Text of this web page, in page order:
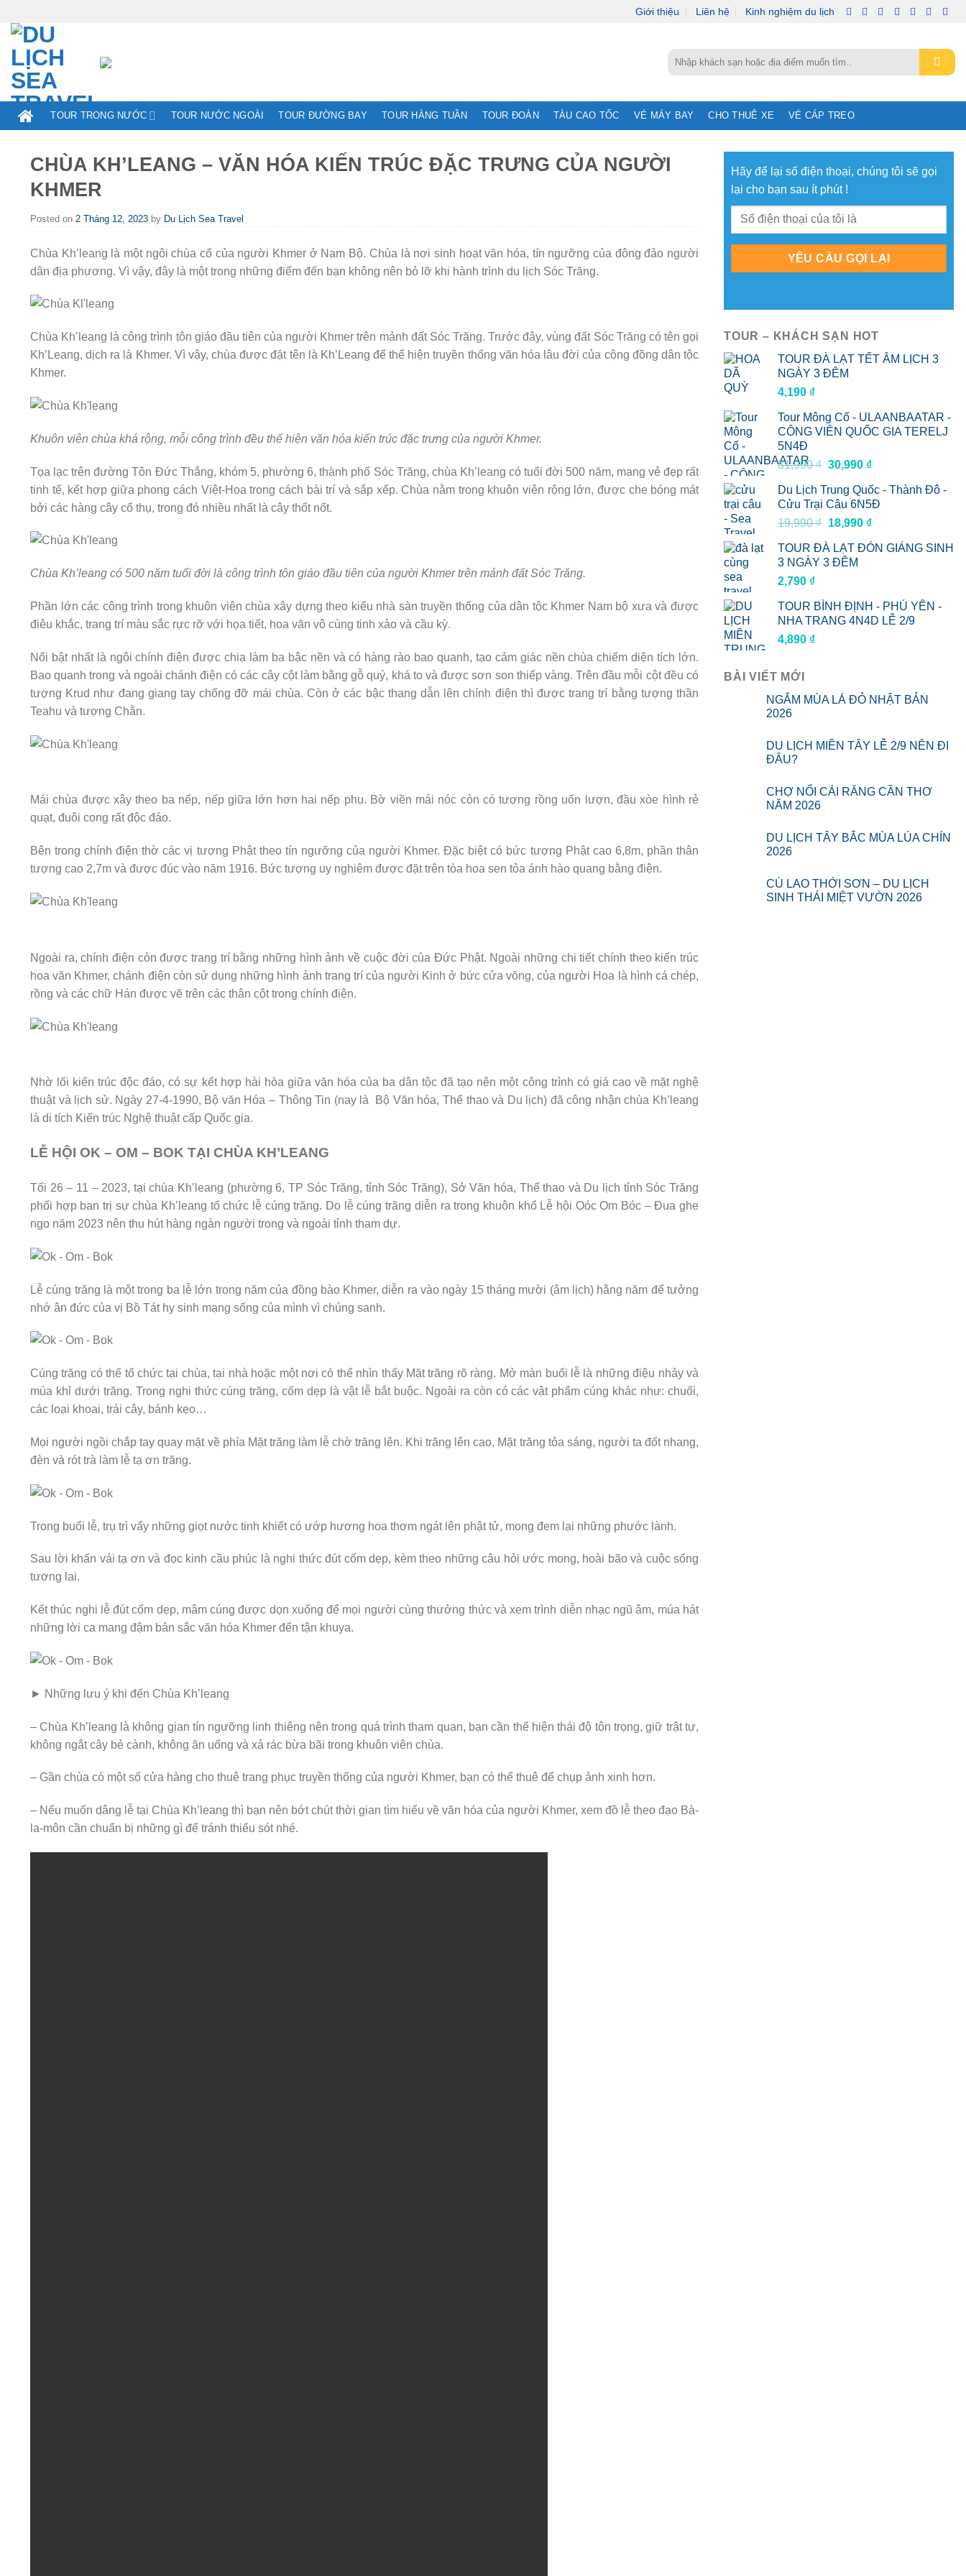
content
Giới thiệu Liên hệ Kinh nghiệm du lịch
Tìm
kiếm:
TOUR TRONG NƯỚC TOUR NƯỚC NGOÀI TOUR ĐƯỜNG BAY TOUR HÀNG TUẦN TOUR ĐOÀN TÀU CAO TỐC VÉ MÁY BAY CHO THUÊ XE VÉ CÁP TREO
CHÙA KH’LEANG – VĂN HÓA KIẾN TRÚC ĐẶC TRƯNG CỦA NGƯỜI
KHMER
Posted on 2 Tháng 12, 2023 by Du Lịch Sea Travel
Chùa Kh’leang là một ngôi chùa cổ của người Khmer ở Nam Bộ. Chùa là nơi sinh hoạt văn hóa, tín ngưỡng của đông đảo người
dân địa phương. Vì vậy, đây là một trong những điểm đến bạn không nên bỏ lỡ khi hành trình du lịch Sóc Trăng.
Chùa Kh’leang là công trình tôn giáo đầu tiên của người Khmer trên mảnh đất Sóc Trăng. Trước đây, vùng đất Sóc Trăng có tên gọi
Kh’Leang, dịch ra là Khmer. Vì vậy, chùa được đặt tên là Kh’Leang để thể hiện truyền thống văn hóa lâu đời của cộng đồng dân tộc
Khmer.
Khuôn viên chùa khá rộng, mỗi công trình đều thể hiện văn hóa kiến trúc đặc trưng của người Khmer.
Tọa lạc trên đường Tôn Đức Thắng, khóm 5, phường 6, thành phố Sóc Trăng, chùa Kh’leang có tuổi đời 500 năm, mang vẻ đẹp rất
tinh tế, kết hợp giữa phong cách Việt-Hoa trong cách bài trí và sắp xếp. Chùa nằm trong khuôn viên rộng lớn, được che bóng mát
bởi các hàng cây cổ thụ, trong đó nhiều nhất là cây thốt nốt.
Chùa Kh’leang có 500 năm tuổi đời là công trình tôn giáo đầu tiên của người Khmer trên mảnh đất Sóc Trăng.
Phần lớn các công trình trong khuôn viên chùa xây dựng theo kiểu nhà sàn truyền thống của dân tộc Khmer Nam bộ xưa và được
điêu khắc, trang trí màu sắc rực rỡ với họa tiết, hoa văn vô cùng tinh xảo và cầu kỳ.
Nổi bật nhất là ngôi chính điện được chia làm ba bậc nền và có hàng rào bao quanh, tạo cảm giác nền chùa chiếm diện tích lớn.
Bao quanh trong và ngoài chánh điện có các cây cột làm bằng gỗ quý, khá to và được sơn son thiếp vàng. Trên đầu mỗi cột đều có
tượng Krud như đang giang tay chống đỡ mái chùa. Còn ở các bậc thang dẫn lên chính điện thì được trang trí bằng tượng thần
Teahu và tượng Chằn.
Mái chùa được xây theo ba nếp, nếp giữa lớn hơn hai nếp phụ. Bờ viền mái nóc còn có tượng rồng uốn lượn, đầu xòe hình rẻ
quạt, đuôi cong rất độc đáo.
Bên trong chính điện thờ các vị tượng Phật theo tín ngưỡng của người Khmer. Đặc biệt có bức tượng Phật cao 6,8m, phần thân
tượng cao 2,7m và được đúc vào năm 1916. Bức tượng uy nghiêm được đặt trên tòa hoa sen tỏa ánh hào quang bằng điện.
Ngoài ra, chính điện còn được trang trí bằng những hình ảnh về cuộc đời của Đức Phật. Ngoài những chi tiết chính theo kiến trúc
hoa văn Khmer, chánh điện còn sử dụng những hình ảnh trang trí của người Kinh ở bức cửa võng, của người Hoa là hình cá chép,
rồng và các chữ Hán được vẽ trên các thân cột trong chính điện.
Nhờ lối kiến trúc độc đáo, có sự kết hợp hài hòa giữa văn hóa của ba dân tộc đã tạo nên một công trình có giá cao về mặt nghệ
thuật và lịch sử. Ngày 27-4-1990, Bộ văn Hóa – Thông Tin (nay là Bộ Văn hóa, Thể thao và Du lịch) đã công nhận chùa Kh’leang
là di tích Kiến trúc Nghệ thuật cấp Quốc gia.
LỄ HỘI OK – OM – BOK TẠI CHÙA KH’LEANG
Tối 26 – 11 – 2023, tại chùa Kh’leang (phường 6, TP Sóc Trăng, tỉnh Sóc Trăng), Sở Văn hóa, Thể thao và Du lịch tỉnh Sóc Trăng
phối hợp ban trị sự chùa Kh’leang tổ chức lễ cúng trăng. Do lễ cúng trăng diễn ra trong khuôn khổ Lễ hội Oóc Om Bóc – Đua ghe
ngo năm 2023 nên thu hút hàng ngàn người trong và ngoài tỉnh tham dự.
Lễ cúng trăng là một trong ba lễ lớn trong năm của đồng bào Khmer, diễn ra vào ngày 15 tháng mười (âm lịch) hằng năm để tưởng
nhớ ân đức của vị Bồ Tát hy sinh mạng sống của mình vì chúng sanh.
Cúng trăng có thể tổ chức tại chùa, tại nhà hoặc một nơi có thể nhìn thấy Mặt trăng rõ ràng. Mở màn buổi lễ là những điệu nhảy và
múa khỉ dưới trăng. Trong nghi thức cúng trăng, cốm dẹp là vật lễ bắt buộc. Ngoài ra còn có các vật phẩm cúng khác như: chuối,
các loại khoai, trái cây, bánh kẹo…
Mọi người ngồi chắp tay quay mặt về phía Mặt trăng làm lễ chờ trăng lên. Khi trăng lên cao, Mặt trăng tỏa sáng, người ta đốt nhang,
đèn và rót trà làm lễ tạ ơn trăng.
Trong buổi lễ, trụ trì vẩy những giọt nước tinh khiết có ướp hương hoa thơm ngát lên phật tử, mong đem lại những phước lành.
Sau lời khấn vái tạ ơn và đọc kinh cầu phúc là nghi thức đút cốm dẹp, kèm theo những câu hỏi ước mong, hoài bão và cuộc sống
tương lai.
Kết thúc nghi lễ đút cốm dẹp, mâm cúng được dọn xuống để mọi người cùng thưởng thức và xem trình diễn nhạc ngũ âm, múa hát
những lời ca mang đậm bản sắc văn hóa Khmer đến tận khuya.
► Những lưu ý khi đến Chùa Kh’leang
– Chùa Kh’leang là không gian tín ngưỡng linh thiêng nên trong quá trình tham quan, bạn cần thể hiện thái độ tôn trọng, giữ trật tự,
không ngắt cây bẻ cành, không ăn uống và xả rác bừa bãi trong khuôn viên chùa.
– Gần chùa có một số cửa hàng cho thuê trang phục truyền thống của người Khmer, bạn có thể thuê để chụp ảnh xinh hơn.
– Nếu muốn dâng lễ tại Chùa Kh’leang thì bạn nên bớt chút thời gian tìm hiểu về văn hóa của người Khmer, xem đồ lễ theo đạo Bà-
la-môn cần chuẩn bị những gì để tránh thiếu sót nhé.
Hãy để lại số điện thoại, chúng tôi sẽ gọi
lại cho bạn sau ít phút !
TOUR – KHÁCH SẠN HOT
TOUR ĐÀ LẠT TẾT ÂM LỊCH 3
NGÀY 3 ĐÊM
4,190 ₫
Tour Mông Cổ - ULAANBAATAR -
CÔNG VIÊN QUỐC GIA TERELJ
5N4Đ
31,990₫ Giá
là:
31,990 ₫.
30,990 ₫Giá
tại
là:
30,990 ₫.
Du Lịch Trung Quốc - Thành Đô -
Cửu Trại Câu 6N5Đ
19,990₫ Giá
là:
19,990 ₫.
18,990 ₫Giá
tại
TOUR ĐÀ LẠT ĐÓN GIÁNG SINH
3 NGÀY 3 ĐÊM
2,790 ₫
TOUR BÌNH ĐỊNH - PHÚ YÊN -
NHA TRANG 4N4D LỄ 2/9
4,890 ₫
BÀI VIẾT MỚI
NGẮM MÙA LÁ ĐỎ NHẬT BẢN
2026
DU LỊCH MIỀN TÂY LỄ 2/9 NÊN ĐI
ĐÂU?
CHỢ NỔI CÁI RĂNG CẦN THƠ
NĂM 2026
DU LỊCH TÂY BẮC MÙA LÚA CHÍN
2026
CÙ LAO THỚI SƠN – DU LỊCH
SINH THÁI MIỆT VƯỜN 2026